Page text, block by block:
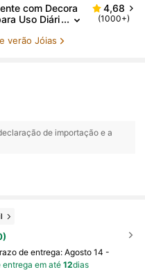
com Decora
Uso Diári
4,68
(1000+)
verão Jóias
de importação e a
de entrega:Agosto 14 -
entrega em até 12dias